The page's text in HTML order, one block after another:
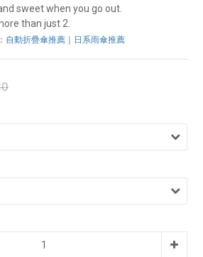
sweet when you go out.
than just 2.
自動折疊傘推薦 日系雨傘推薦